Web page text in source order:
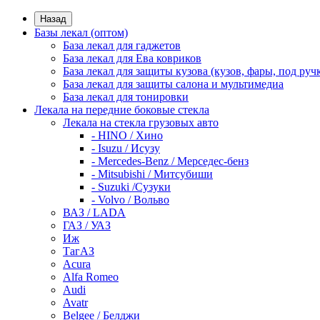
Назад
Базы лекал (оптом)
База лекал для гаджетов
База лекал для Ева ковриков
База лекал для защиты кузова (кузов, фары, под
База лекал для защиты салона и мультимедиа
База лекал для тонировки
Лекала на передние боковые стекла
Лекала на стекла грузовых авто
- HINO / Хино
- Isuzu / Исузу
- Mercedes-Benz / Мерседес-бенз
- Mitsubishi / Митсубиши
- Suzuki /Сузуки
- Volvo / Вольво
ВАЗ / LADA
ГАЗ / УАЗ
Иж
ТагАЗ
Acura
Alfa Romeo
Audi
Avatr
Belgee / Белджи